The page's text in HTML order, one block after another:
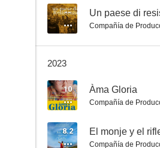
Réalité
8.5
-- Un paese di
Compañía de
2023
10 Àma Gloria
Compañía de
8.2 El monje y el
Compañía de